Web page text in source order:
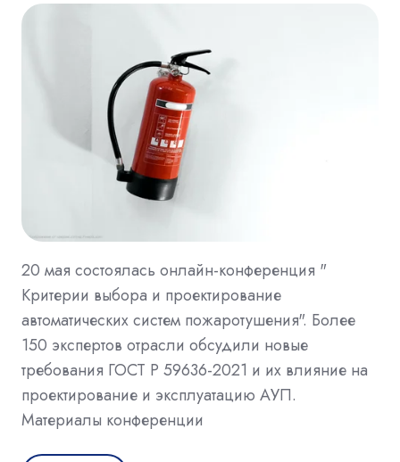
20 мая состоялась онлайн-конференция "
Критерии выбора и проектирование
автоматических систем пожаротушения". Более
150 экспертов отрасли обсудили новые
требования ГОСТ Р 59636-2021 и их влияние на
проектирование и эксплуатацию АУП.
Материалы конференции